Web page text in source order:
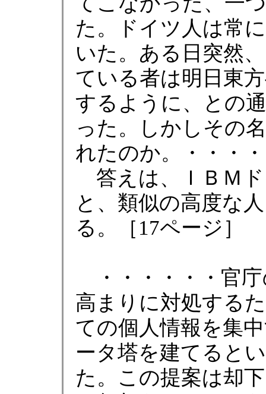
た。ドイツ人は常
いた。ある日突然
ている者は明日東
するように、との
った。しかしその
れたのか。・・・
答えは、ＩＢＭ
と、類似の高度な
る。［17ページ］
・・・・・・官
高まりに対処する
ての個人情報を集
ータ塔を建てると
た。この提案は却